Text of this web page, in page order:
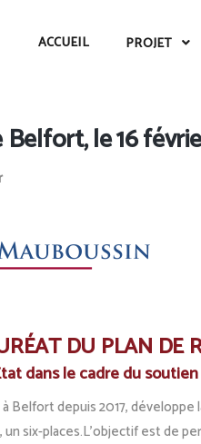
ACCUEIL PROJET
le 16
DU PLAN DE
dans le cadre du
Belfort depuis 2017,
un six-places.L’objectif est de